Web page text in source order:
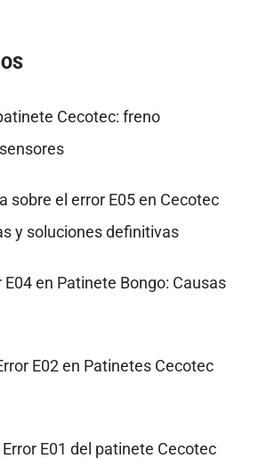
Cecotec: freno
sobre el error E05 en Cecotec
y soluciones definitivas
E04 en Patinete Bongo: Causas
E02 en Patinetes Cecotec
E01 del patinete Cecotec